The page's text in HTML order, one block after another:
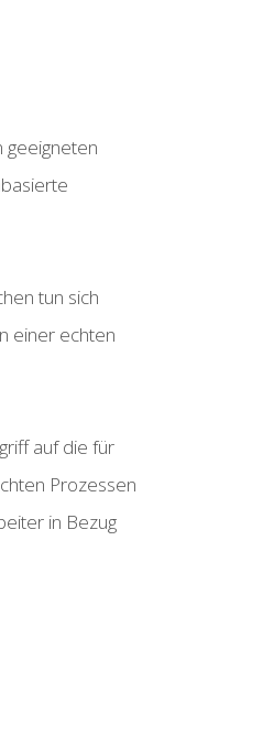
geeigneten
tun sich
einer echten
auf die für
Prozessen
in Bezug